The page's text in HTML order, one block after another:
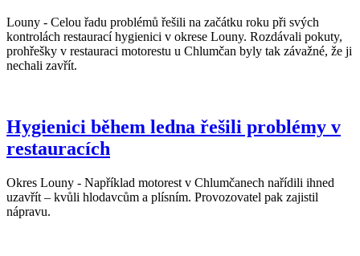
Louny - Celou řadu problémů řešili na začátku roku při svých
kontrolách restaurací hygienici v okrese Louny. Rozdávali pokuty,
prohřešky v restauraci motorestu u Chlumčan byly tak závažné, že ji
nechali zavřít.
Hygienici během ledna řešili problémy v
restauracích
Okres Louny - Například motorest v Chlumčanech nařídili ihned
uzavřít – kvůli hlodavcům a plísním. Provozovatel pak zajistil
nápravu.